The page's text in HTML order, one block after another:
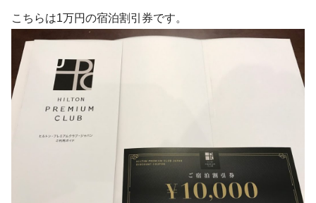
こちらは1万円の宿泊割引券です。